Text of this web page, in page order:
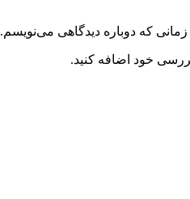
که دوباره دیدگاهی می‌نویسم.
خود اضافه کنید.